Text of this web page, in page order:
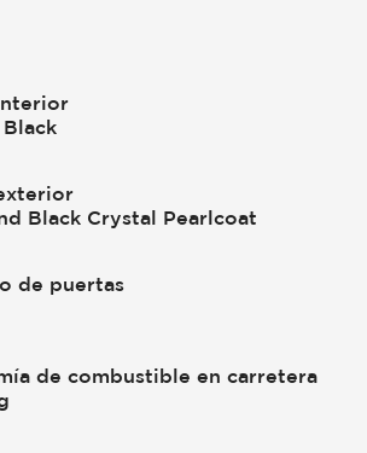
Black Crystal Pearlcoat
de puertas
de combustible en carretera